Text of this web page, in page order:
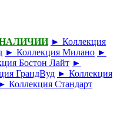
► Коллекция
► Коллекция Милано ►
Бостон Лайт ►
ГрандВуд ► Коллекция
Коллекция Стандарт